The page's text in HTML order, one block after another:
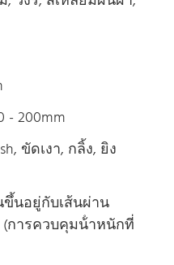
- 200mm
ขัดเงา, กลิ้ง, ยิง
นอยู่กับเส้นผ่าน
การควบคุมน้ําหนักที่